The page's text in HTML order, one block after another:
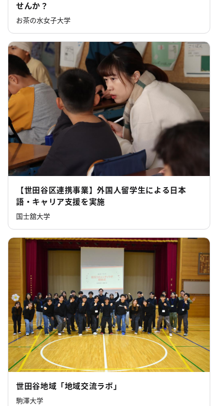
せんか？
お茶の水女子大学
【世田谷区連携事業】外国人留学生による日本
語・キャリア支援を実施
国士舘大学
世田谷地域「地域交流ラボ」
駒澤大学